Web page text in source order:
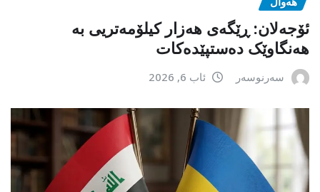
ئۆجەلان: ڕێگەی هەزار کیلۆمەتریی بە
هەنگاوێک دەستپێدەکات
سەرنوسەر ئاب 6, 2026